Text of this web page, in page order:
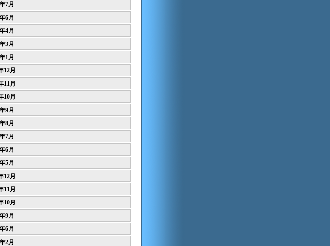
7月
6月
4月
3月
1月
12月
11月
10月
9月
8月
7月
6月
5月
12月
11月
10月
9月
6月
2月